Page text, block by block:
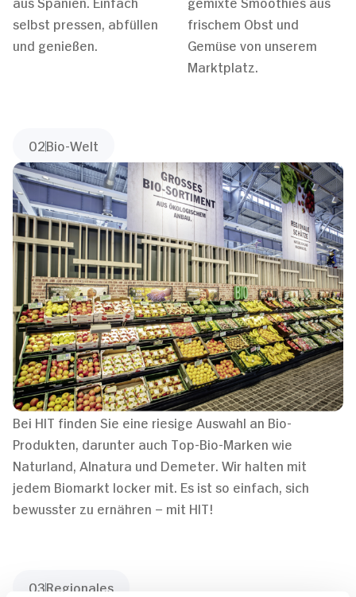
selbst pressen, abfüllen
und genießen.
frischem Obst und
Gemüse von unserem
Marktplatz.
Bei HIT finden Sie eine riesige Auswahl an Bio-
Produkten, darunter auch Top-Bio-Marken wie
Naturland, Alnatura und Demeter. Wir halten mit
jedem Biomarkt locker mit. Es ist so einfach, sich
bewusster zu ernähren – mit HIT!
02Bio-Welt
03Regionales